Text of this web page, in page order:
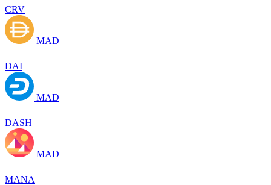
CRV
MAD
DAI
MAD
DASH
MAD
MANA